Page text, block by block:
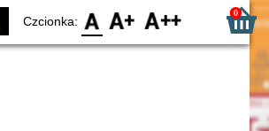
Czcionka: F0 F1 F2 0